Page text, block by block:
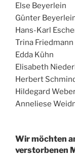
Else Beyerlein
Günter
Hans-Karl
Trina Friedmann
Edda Kühn
Elisabeth
Herbert
Hildegard
Anneliese
Wir möchten
verstorbenen